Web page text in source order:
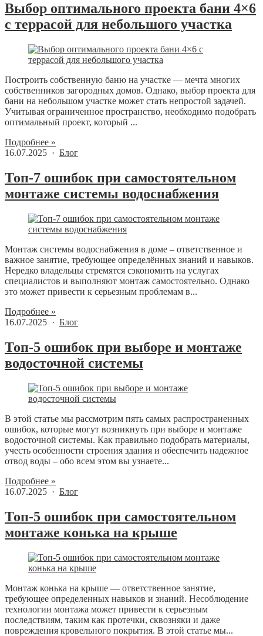
Выбор оптимального проекта бани 4×6
с террасой для небольшого участка
Построить собственную баню на участке — мечта многих
собственников загородных домов. Однако, выбор проекта для
бани на небольшом участке может стать непростой задачей.
Учитывая ограниченное пространство, необходимо подобрать
оптимальный проект, который ...
Подробнее »
16.07.2025 · Блог
Топ-7 ошибок при самостоятельном
монтаже системы водоснабжения
Монтаж системы водоснабжения в доме – ответственное и
важное занятие, требующее определённых знаний и навыков.
Нередко владельцы стремятся сэкономить на услугах
специалистов и выполняют монтаж самостоятельно. Однако
это может привести к серьезным проблемам в...
Подробнее »
16.07.2025 · Блог
Топ-5 ошибок при выборе и монтаже
водосточной системы
В этой статье мы рассмотрим пять самых распространенных
ошибок, которые могут возникнуть при выборе и монтаже
водосточной системы. Как правильно подобрать материалы,
учесть особенности строения здания и обеспечить надежное
отвод воды – обо всем этом вы узнаете...
Подробнее »
16.07.2025 · Блог
Топ-5 ошибок при самостоятельном
монтаже конька на крыше
Монтаж конька на крыше — ответственное занятие,
требующее определенных навыков и знаний. Несоблюдение
технологии монтажа может привести к серьезным
последствиям, таким как протечки, сквозняки и даже
повреждения кровельного покрытия. В этой статье мы...